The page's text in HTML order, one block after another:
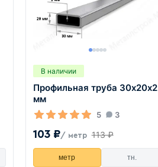
В наличии
Профильная труба 30х20х2
мм
5 3
103 ₽/ метр 113 ₽
метр тн.